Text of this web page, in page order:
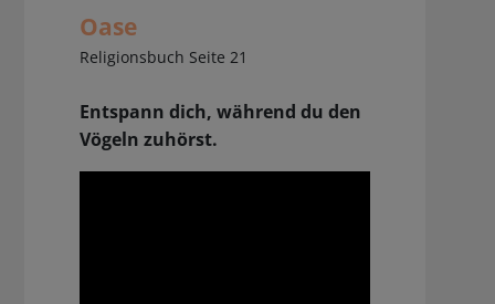
Oase
Religionsbuch Seite 21
Entspann dich, während du den
Vögeln zuhörst.